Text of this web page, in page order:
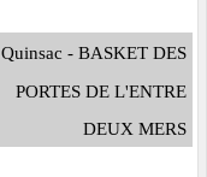
Quinsac - BASKET DES
PORTES DE L'ENTRE
DEUX MERS